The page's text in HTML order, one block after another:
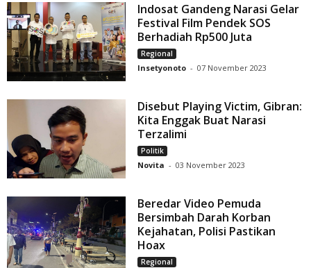
Indosat Gandeng Narasi Gelar
Festival Film Pendek SOS
Berhadiah Rp500 Juta
Regional
Insetyonoto - 07 November 2023
Disebut Playing Victim, Gibran:
Kita Enggak Buat Narasi
Terzalimi
Politik
Novita - 03 November 2023
Beredar Video Pemuda
Bersimbah Darah Korban
Kejahatan, Polisi Pastikan
Hoax
Regional